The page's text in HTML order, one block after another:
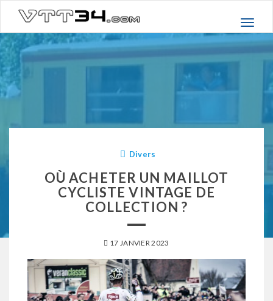
la
Divers
OÙ ACHETER UN MAILLOT
CYCLISTE VINTAGE DE
COLLECTION ?
17 JANVIER 2023